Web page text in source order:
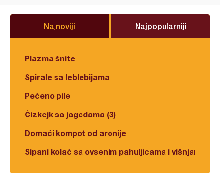
Najnoviji Najpopularniji
Plazma šnite
Spirale sa leblebijama
Pečeno pile
Čizkejk sa jagodama (3)
Domaći kompot od aronije
Sipani kolač sa ovsenim pahuljicama i višnjama